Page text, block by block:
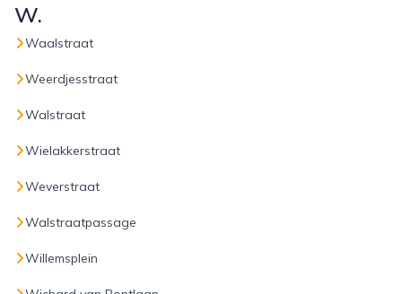
W.
Waalstraat
Weerdjesstraat
Walstraat
Wielakkerstraat
Weverstraat
Walstraatpassage
Willemsplein